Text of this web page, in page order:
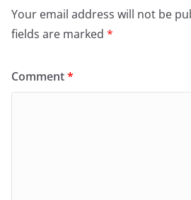
Your email address will not be
fields are marked *
Comment*